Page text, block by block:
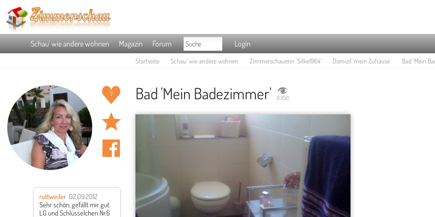
Schau' wie andere wohnen Magazin Forum Login
Startseite Schau' wie andere wohnen Zimmerschauerin 'Silke1964' Domizil 'mein Zuhause' Bad 'Mein
7
rottweiler 02.09.2012
Sehr schön, gefällt mir gut.
LG und Schlüsselchen Nr.6
Bad 'Mein Badezimmer' 9.850